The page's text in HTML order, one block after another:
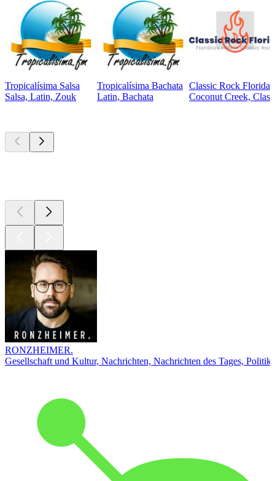
Tropicalísima Salsa
Salsa, Latin, Zouk
Tropicalísima Bachata
Latin, Bachata
Classic Rock Florida
Coconut Creek,
RONZHEIMER.
Gesellschaft und Kultur, Nachrichten, Nachrichten des Tages, Politik